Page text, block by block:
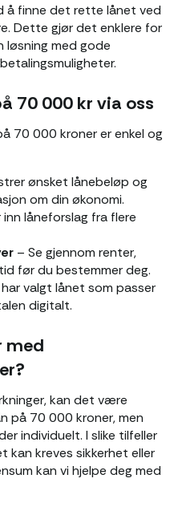
å finne det rette lånet ved
Dette gjør det enklere for
løsning med gode
70 000 kr via oss
70 000 kroner er enkel og
ønsket lånebeløp og
om din økonomi.
låneforslag fra flere
– Se gjennom renter,
før du bestemmer deg.
valgt lånet som passer
digitalt.
med
kan det være
på 70 000 kroner, men
individuelt. I slike tilfeller
kan kreves sikkerhet eller
kan vi hjelpe deg med